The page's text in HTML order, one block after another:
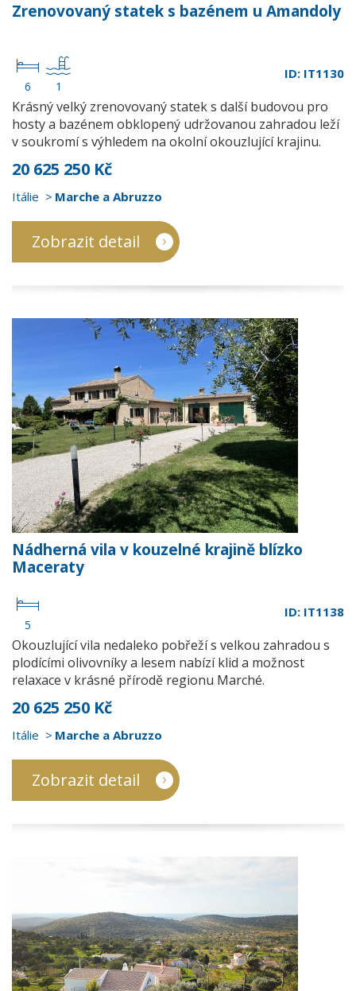
Zrenovovaný statek s bazénem u Amandoly
6 1
ID: IT1130
Krásný velký zrenovovaný statek s další budovou pro
hosty a bazénem obklopený udržovanou zahradou leží
v soukromí s výhledem na okolní okouzlující krajinu.
20 625 250 Kč
Itálie Marche a Abruzzo
Zobrazit detail
Nádherná vila v kouzelné krajině blízko
Maceraty
5
ID: IT1138
Okouzlující vila nedaleko pobřeží s velkou zahradou s
plodícími olivovníky a lesem nabízí klid a možnost
relaxace v krásné přírodě regionu Marché.
20 625 250 Kč
Itálie Marche a Abruzzo
Zobrazit detail